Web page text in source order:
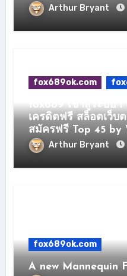
Arthur Bryant
fox689ok.com
fox689 เข้าสู่ระบบ
เครดิตฟรี สล็อตเว็บ
สมัครฟรี Top 45 by
Arthur Bryant
fox689ok.com
A new Mannequin